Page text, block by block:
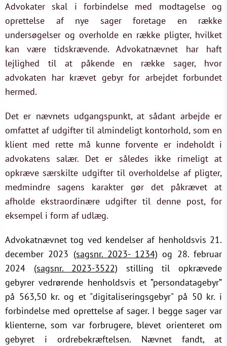
Advokater skal i forbindelse med modtagelse og
oprettelse af nye sager foretage en række
undersøgelser og overholde en række pligter, hvilket
kan være tidskrævende. Advokatnævnet har haft
lejlighed til at påkende en række sager, hvor
advokaten har krævet gebyr for arbejdet forbundet
hermed.
Det er nævnets udgangspunkt, at sådant arbejde er
omfattet af udgifter til almindeligt kontorhold, som en
klient med rette må kunne forvente er indeholdt i
advokatens salær. Det er således ikke rimeligt at
opkræve særskilte udgifter til overholdelse af pligter,
medmindre sagens karakter gør det påkrævet at
afholde ekstraordinære udgifter til denne post, for
eksempel i form af udlæg.
Advokatnævnet tog ved kendelser af henholdsvis 21.
december 2023 (sagsnr. 2023- 1234) og 28. februar
2024 (sagsnr. 2023-3522) stilling til opkrævede
gebyrer vedrørende henholdsvis et ”persondatagebyr”
på 563,50 kr. og et "digitaliseringsgebyr" på 50 kr. i
forbindelse med oprettelse af sager. I begge sager var
klienterne, som var forbrugere, blevet orienteret om
gebyret i ordrebekræftelsen. Nævnet fandt, at